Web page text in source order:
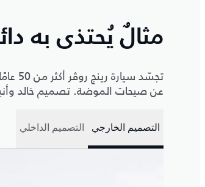
مثالٌ يُحتذى به
عن صيحات الموضة. تصميم خالد
التصميم الخارجي التصميم الداخلي